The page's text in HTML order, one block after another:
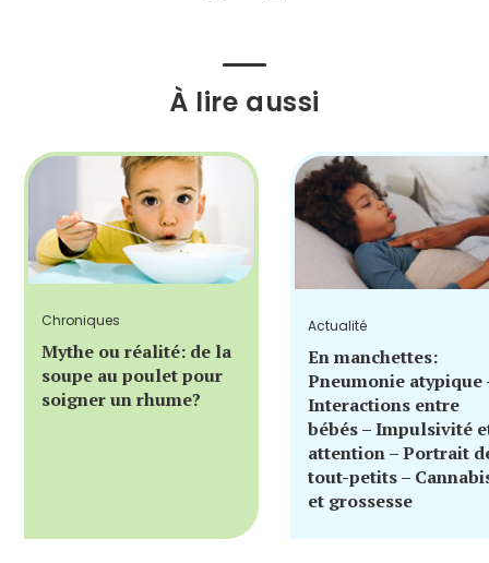
À lire aussi
Chroniques
Mythe ou réalité: de la
soupe au poulet pour
soigner un rhume?
Actualité
En manchettes:
Pneumonie atypique
Interactions entre
bébés – Impulsivité
attention – Portrait
tout-petits –
et grossesse